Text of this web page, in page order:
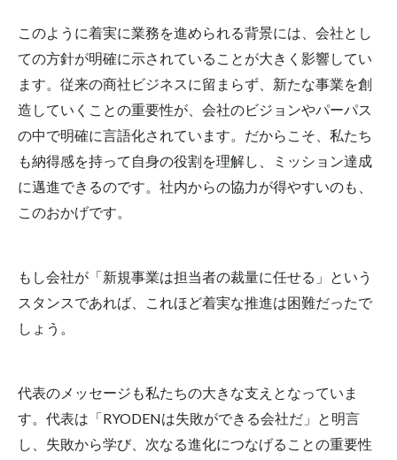
このように着実に業務を進められる背景には、会社とし
ての方針が明確に示されていることが大きく影響してい
ます。従来の商社ビジネスに留まらず、新たな事業を創
造していくことの重要性が、会社のビジョンやパーパス
の中で明確に言語化されています。だからこそ、私たち
も納得感を持って自身の役割を理解し、ミッション達成
に邁進できるのです。社内からの協力が得やすいのも、
このおかげです。
もし会社が「新規事業は担当者の裁量に任せる」という
スタンスであれば、これほど着実な推進は困難だったで
しょう。
代表のメッセージも私たちの大きな支えとなっていま
す。代表は「RYODENは失敗ができる会社だ」と明言
し、失敗から学び、次なる進化につなげることの重要性